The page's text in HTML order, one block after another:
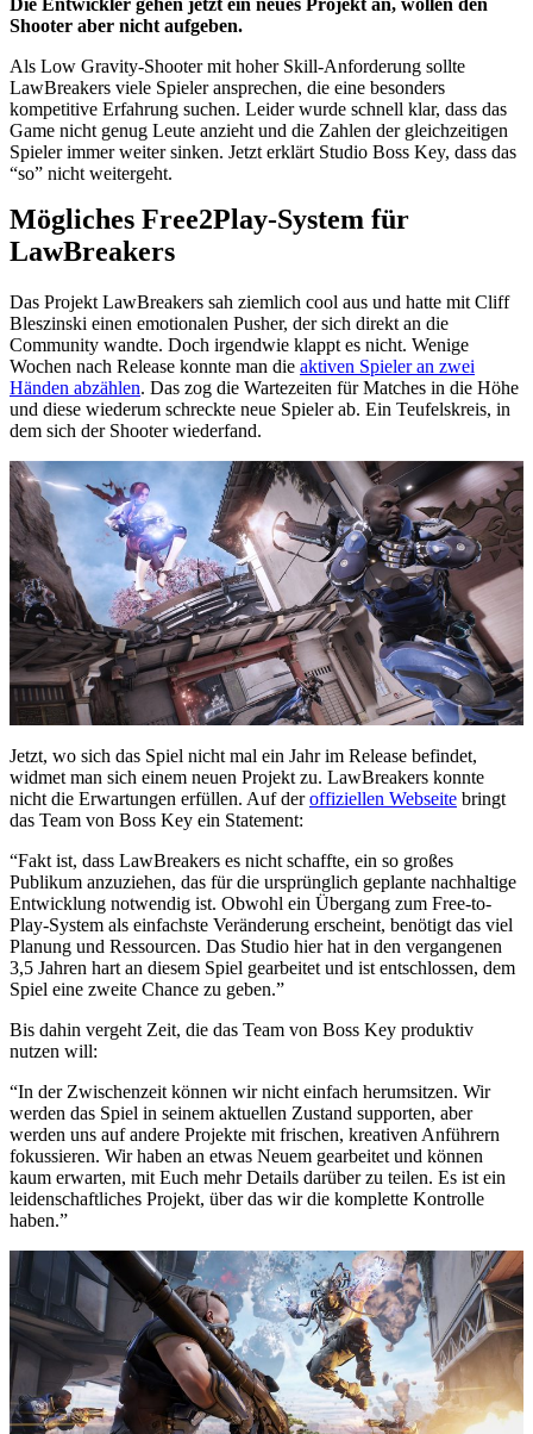
Shooter aber nicht aufgeben.
Als Low Gravity-Shooter mit hoher Skill-Anforderung sollte
LawBreakers viele Spieler ansprechen, die eine besonders
kompetitive Erfahrung suchen. Leider wurde schnell klar, dass das
Game nicht genug Leute anzieht und die Zahlen der gleichzeitigen
Spieler immer weiter sinken. Jetzt erklärt Studio Boss Key, dass das
“so” nicht weitergeht.
Mögliches Free2Play-System für
LawBreakers
Das Projekt LawBreakers sah ziemlich cool aus und hatte mit Cliff
Bleszinski einen emotionalen Pusher, der sich direkt an die
Community wandte. Doch irgendwie klappt es nicht. Wenige
Wochen nach Release konnte man die aktiven Spieler an zwei
Händen abzählen. Das zog die Wartezeiten für Matches in die Höhe
und diese wiederum schreckte neue Spieler ab. Ein Teufelskreis, in
dem sich der Shooter wiederfand.
Jetzt, wo sich das Spiel nicht mal ein Jahr im Release befindet,
widmet man sich einem neuen Projekt zu. LawBreakers konnte
nicht die Erwartungen erfüllen. Auf deroffiziellen Webseite bringt
das Team von Boss Key ein Statement:
“Fakt ist, dass LawBreakers es nicht schaffte, ein so großes
Publikum anzuziehen, das für die ursprünglich geplante nachhaltige
Entwicklung notwendig ist. Obwohl ein Übergang zum Free-to-
Play-System als einfachste Veränderung erscheint, benötigt das viel
Planung und Ressourcen. Das Studio hier hat in den vergangenen
3,5 Jahren hart an diesem Spiel gearbeitet und ist entschlossen, dem
Spiel eine zweite Chance zu geben.”
Bis dahin vergeht Zeit, die das Team von Boss Key produktiv
nutzen will:
“In der Zwischenzeit können wir nicht einfach herumsitzen. Wir
werden das Spiel in seinem aktuellen Zustand supporten, aber
werden uns auf andere Projekte mit frischen, kreativen Anführern
fokussieren. Wir haben an etwas Neuem gearbeitet und können
kaum erwarten, mit Euch mehr Details darüber zu teilen. Es ist ein
leidenschaftliches Projekt, über das wir die komplette Kontrolle
haben.”